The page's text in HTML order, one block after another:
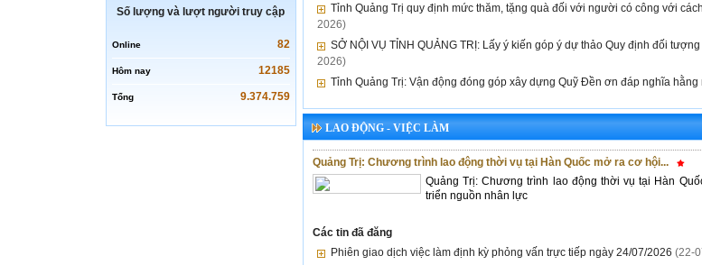
Số lượng và lượt người truy cập
Online 82
Hôm nay 12185
Tổng 9.374.759
Tỉnh Quảng Trị quy định mức thăm, tặng quà đối với người có công với
2026)
SỞ NỘI VỤ TỈNH QUẢNG TRỊ: Lấy ý kiến góp ý dự thảo Quy định đối
2026)
Tỉnh Quảng Trị: Vận động đóng góp xây dựng Quỹ Đền ơn đáp nghĩa hằng
LAO ĐỘNG - VIỆC LÀM
Quảng Trị: Chương trình lao động thời vụ tại Hàn Quốc mở ra cơ hội...
Quảng Trị: Chương trình lao động thời vụ tại Hàn
triển nguồn nhân lực
Các tin đã đăng
Phiên giao dịch việc làm định kỳ phỏng vấn trực tiếp ngày 24/07/2026 (22-